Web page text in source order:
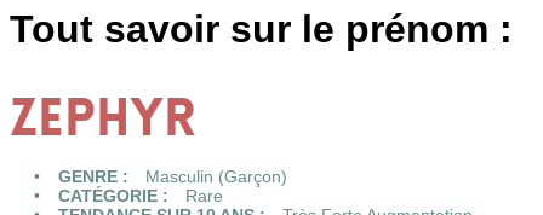
Tout savoir sur le prénom :
ZEPHYR
GENRE :
Masculin (Garçon)
CATÉGORIE :
Rare